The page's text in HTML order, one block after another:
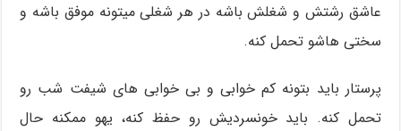
عاشق رشتش و شغلش باشه در هر شغلی میتونه موفق باشه و
سختی هاشو تحمل کنه.
پرستار باید بتونه کم خوابی و بی خوابی های شیفت شب رو
تحمل کنه. باید خونسردیش رو حفظ کنه، یهو ممکنه حال